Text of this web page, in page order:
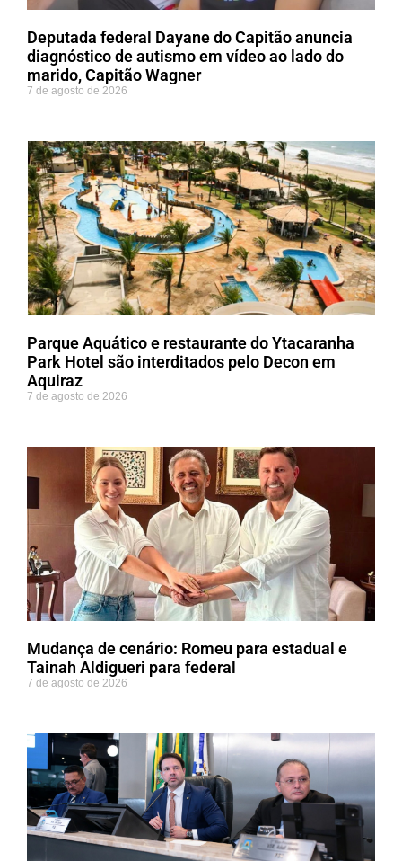
Deputada federal Dayane do Capitão anuncia
diagnóstico de autismo em vídeo ao lado do
marido, Capitão Wagner
7 de agosto de 2026
Parque Aquático e restaurante do Ytacaranha
Park Hotel são interditados pelo Decon em
Aquiraz
7 de agosto de 2026
Mudança de cenário: Romeu para estadual e
Tainah Aldigueri para federal
7 de agosto de 2026